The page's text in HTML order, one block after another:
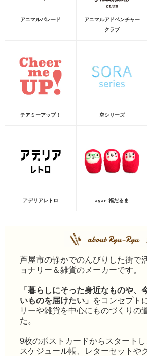
アニマルパレード
アニマルアドベンチャー
クラブ
チアミーアップ！ 空シリーズ
アデリアレトロ ayae 福だるま
芦屋市の静かでのんびりした街で
ョナリー＆雑貨のメーカーです。
「暮らしにそった身近なものや、
いものを届けたい」
をコンセプト
リーや雑貨を中心にものづくりの
た。
9枚のポストカードからスタート
スケジュール帳、レターセットや